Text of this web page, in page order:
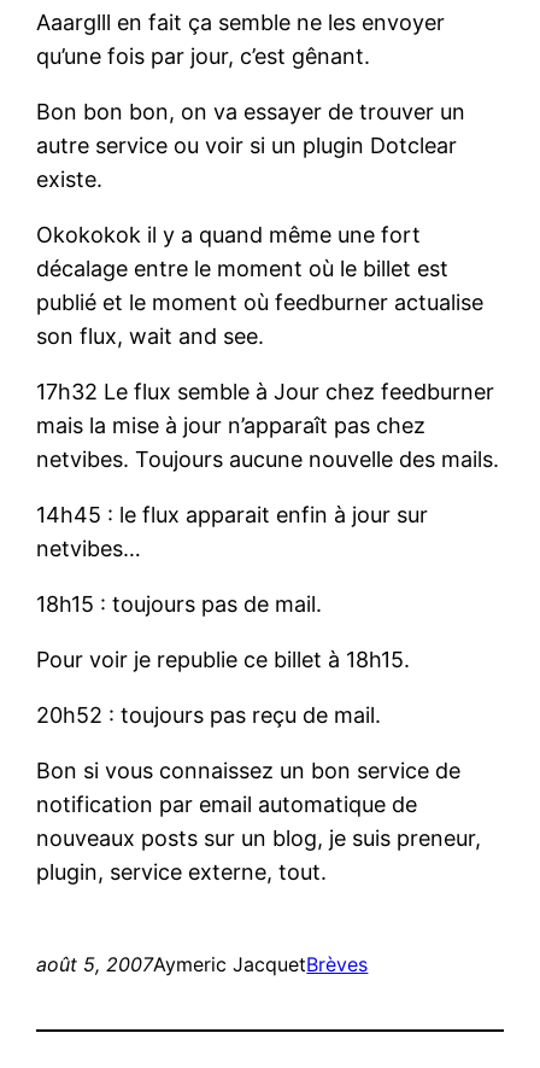
Aaarglll en fait ça semble ne les envoyer
qu’une fois par jour, c’est gênant.
Bon bon bon, on va essayer de trouver un
autre service ou voir si un plugin Dotclear
existe.
Okokokok il y a quand même une fort
décalage entre le moment où le billet est
publié et le moment où feedburner actualise
son flux, wait and see.
17h32 Le flux semble à Jour chez feedburner
mais la mise à jour n’apparaît pas chez
netvibes. Toujours aucune nouvelle des mails.
14h45 : le flux apparait enfin à jour sur
netvibes…
18h15 : toujours pas de mail.
Pour voir je republie ce billet à 18h15.
20h52 : toujours pas reçu de mail.
Bon si vous connaissez un bon service de
notification par email automatique de
nouveaux posts sur un blog, je suis preneur,
plugin, service externe, tout.
août 5, 2007Aymeric JacquetBrèves